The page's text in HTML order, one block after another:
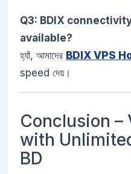
Q3: BDIX connectivity
available?
হ্যাঁ, আমাদের BDIX VPS
speed দেয়।
Conclusion –
with
BD